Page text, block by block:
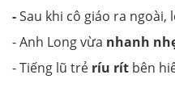
-Sau khi cô giáo ra
- Anh Long vừa nhanh
- Tiếng lũ trẻ ríu rít bên